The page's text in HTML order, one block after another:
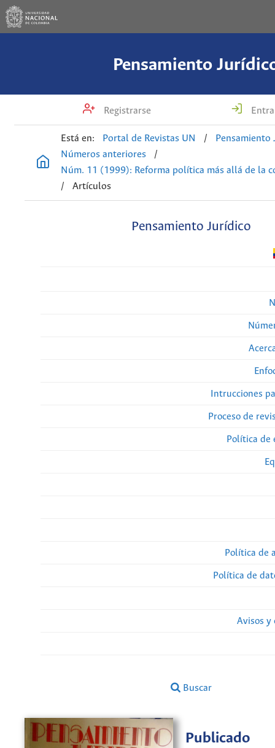
Pensamiento
Registrarse
Está en: Portal de Revistas UN /
Pensamiento
Números anteriores
/
Núm. 11 (1999): Reforma política más allá de la
/
Artículos
Pensamiento Jurídico
Intrucciones
Proceso de
Política
Política de
Política de
Avisos y
Buscar
Publicado